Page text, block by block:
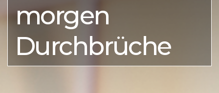
morgen
Durchbrüche